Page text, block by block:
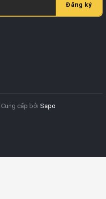
Đăng ký
Cung cấp bởi Sapo